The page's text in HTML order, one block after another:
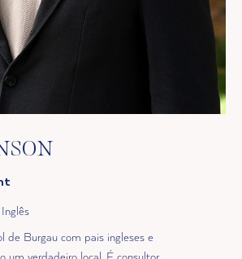
de Burgau com pais ingleses e